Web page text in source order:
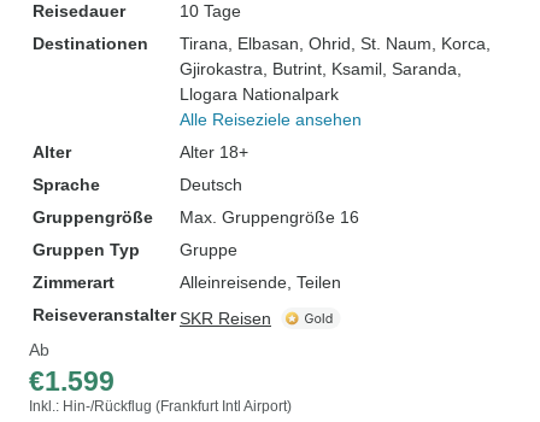
Reisedauer
10 Tage
Destinationen
Tirana , Elbasan , Ohrid , St. Naum , Korca
Gjirokastra , Butrint , Ksamil , Saranda
Llogara Nationalpark
Alle Reiseziele ansehen
Alter
Alter 18+
Sprache
Deutsch
Gruppengröße
Max. Gruppengröße 16
Gruppen Typ
Gruppe
Zimmerart
Alleinreisende, Teilen
ReiseveranstalterSKR Reisen
Ab
€1.599
Inkl.: Hin-/Rückflug (Frankfurt Intl Airport)